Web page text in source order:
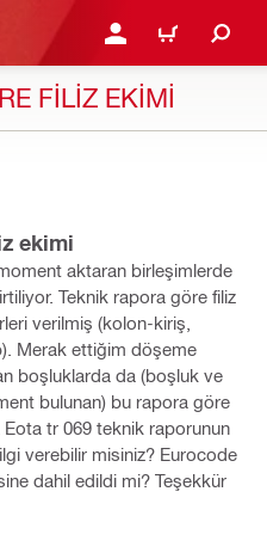
GIRIŞ YAP YA DA KAYIT
SEPET
FILIZ EKIMI
ekimi
aktaran birleşimlerde
Teknik rapora göre filiz
verilmiş (kolon-kiriş,
Merak ettiğim döşeme
boşluklarda da (boşluk ve
bulunan) bu rapora göre
Eota tr 069 teknik raporunun
verebilir misiniz? Eurocode
dahil edildi mi? Teşekkür